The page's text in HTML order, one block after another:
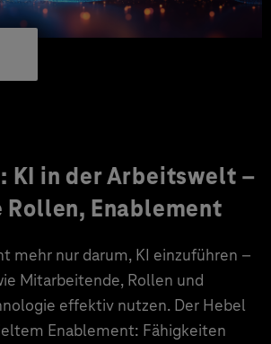
KI in der Arbeitswelt –
Rollen, Enablement
mehr nur darum, KI einzuführen –
Mitarbeitende, Rollen und
effektiv nutzen. Der Hebel
Enablement: Fähigkeiten